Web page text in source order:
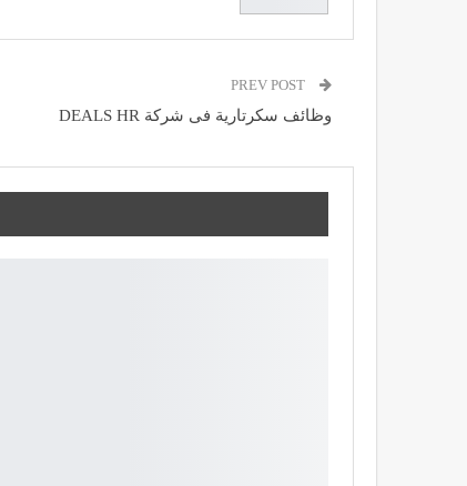
وظائف سكرتارية فى شركة DEALS HR